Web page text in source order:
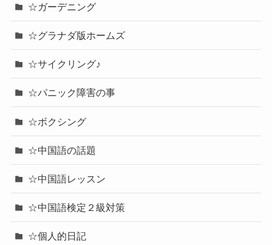
☆ガーデニング
☆グラナダ版ホームズ
☆サイクリング♪
☆パニック障害の事
☆ボクシング
☆中国語の話題
☆中国語レッスン
☆中国語検定２級対策
☆個人的日記